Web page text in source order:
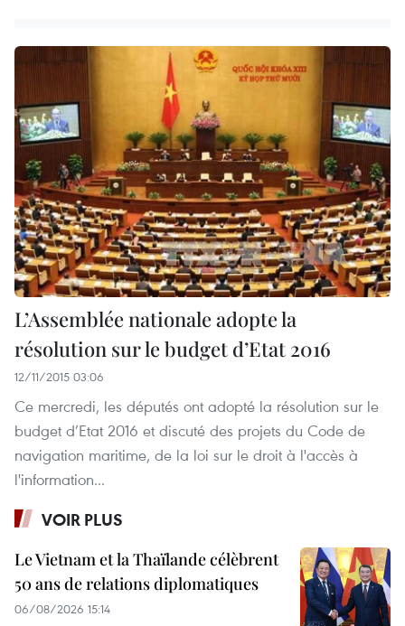
L’Assemblée nationale adopte la
résolution sur le budget d’Etat 2016
12/11/2015 03:06
Ce mercredi, les députés ont adopté la résolution sur le
budget d’Etat 2016 et discuté des projets du Code de
navigation maritime, de la loi sur le droit à l'accès à
l'information...
VOIR PLUS
Le Vietnam et la Thaïlande célèbrent
50 ans de relations diplomatiques
06/08/2026 15:14